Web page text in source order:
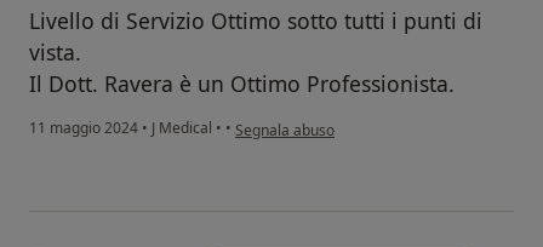
Livello di Servizio Ottimo sotto tutti i punti di
vista.
Il Dott. Ravera è un Ottimo Professionista.
11 maggio 2024 • J Medical • • secondo l'opinione dell'utente Grazia
Segnala abuso